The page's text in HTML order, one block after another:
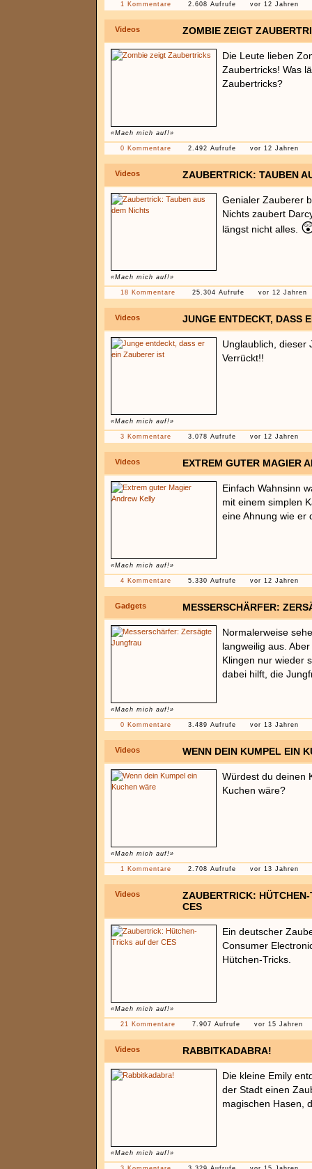
1 Kommentare 2.608 Aufrufe vor 12 Jahren
Videos ZOMBIE ZEIGT
«Mach mich auf!»
Die Leute lieben
Zaubertricks! Was
Zaubertricks?
0 Kommentare 2.492 Aufrufe vor 12 Jahren
Videos ZAUBERTRICK: TAUBEN
«Mach mich auf!»
Genialer Zauberer
Nichts zaubert
längst nicht alles.
18 Kommentare 25.304 Aufrufe vor 12 Jahren
Videos JUNGE ENTDECKT, DASS
«Mach mich auf!»
Unglaublich, dieser
Verrückt!!
3 Kommentare 3.078 Aufrufe vor 12 Jahren
Videos EXTREM GUTER MAGIER
«Mach mich auf!»
Einfach Wahnsinn
mit einem simplen
eine Ahnung wie er
4 Kommentare 5.330 Aufrufe vor 12 Jahren
Gadgets MESSERSCHÄRFER:
«Mach mich auf!»
Normalerweise
langweilig aus.
Klingen nur wieder
dabei hilft, die
0 Kommentare 3.489 Aufrufe vor 13 Jahren
Videos WENN DEIN KUMPEL EIN
«Mach mich auf!»
Würdest du deinen
Kuchen wäre?
1 Kommentare 2.708 Aufrufe vor 13 Jahren
Videos
ZAUBERTRICK:
CES
«Mach mich auf!»
Ein deutscher
Consumer
Hütchen-Tricks.
21 Kommentare 7.907 Aufrufe vor 15 Jahren
Videos RABBITKADABRA!
«Mach mich auf!»
Die kleine Emily
der Stadt einen
magischen Hasen,